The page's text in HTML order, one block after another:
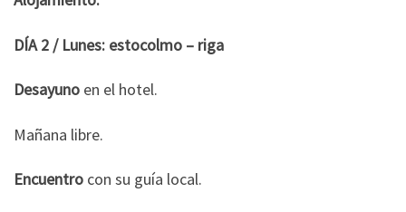
DÍA 2 / Lunes: estocolmo – riga
Desayuno en el hotel.
Mañana libre.
Encuentro con su guía local.